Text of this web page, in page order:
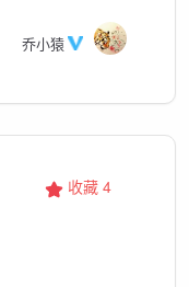
乔小猿
收藏 4